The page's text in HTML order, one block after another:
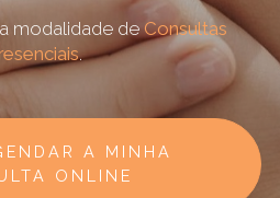
modalidade deConsultas
.
A MINHA
ONLINE